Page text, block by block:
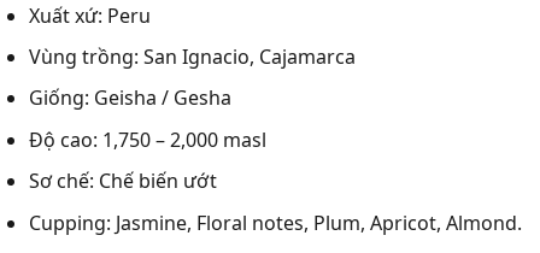
Xuất xứ: Peru
Vùng trồng: San Ignacio, Cajamarca
Giống: Geisha / Gesha
Độ cao: 1,750 – 2,000 masl
Sơ chế: Chế biến ướt
Cupping: Jasmine, Floral notes, Plum, Apricot, Almond.